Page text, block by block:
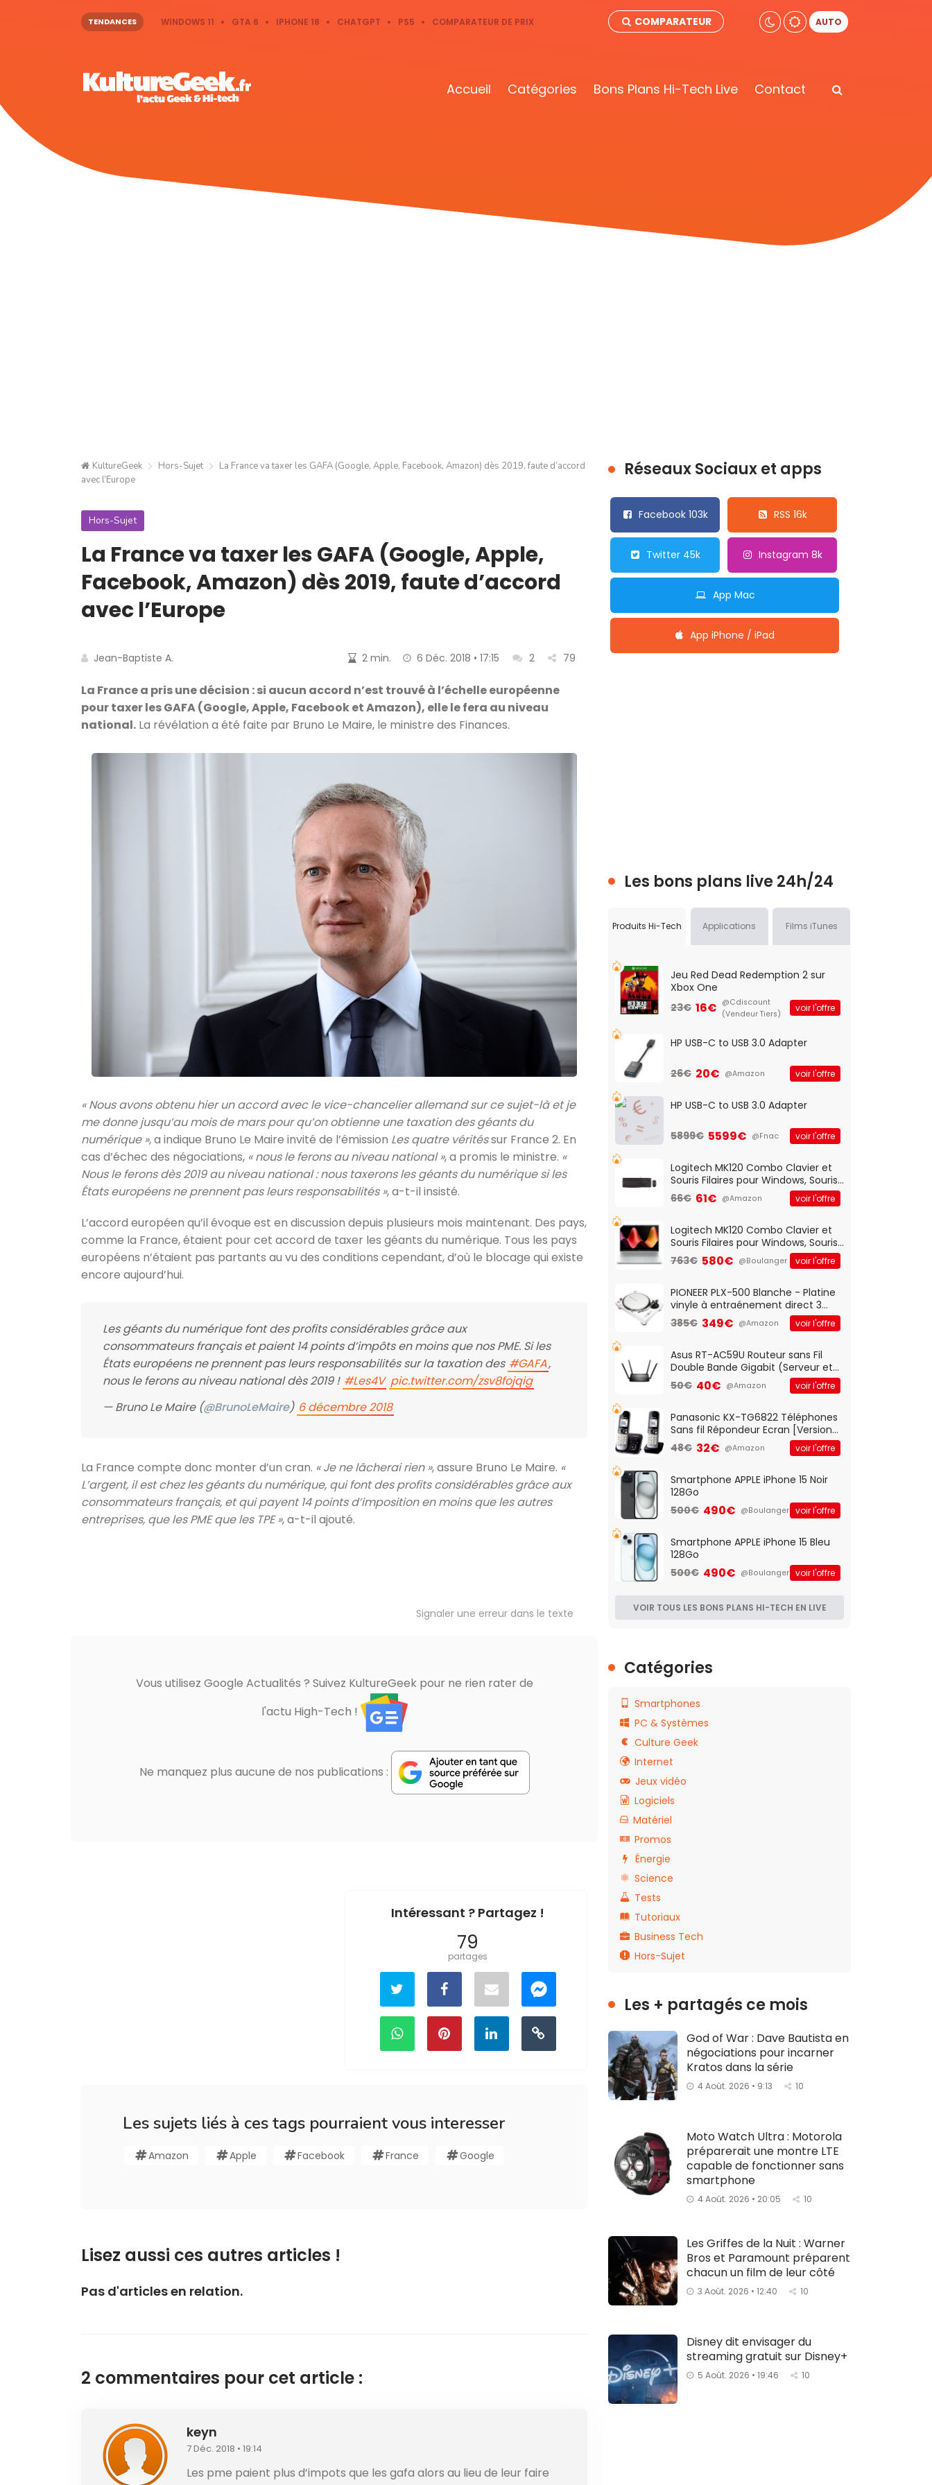
TENDANCES WINDOWS 11 GTA 6 IPHONE 18 CHATGPT PS5 COMPARATEUR DE PRIX COMPARATEUR AUTO
Accueil Catégories Bons Plans Hi-Tech Live Contact
KultureGeek Hors-Sujet
La France va taxer les GAFA (Google, Apple, Facebook, Amazon) dès 2019, faute d’accord
avec l’Europe
Hors-Sujet
La France va taxer les GAFA (Google, Apple,
Facebook, Amazon) dès 2019, faute d’accord
avec l’Europe
Jean-Baptiste A. 2 min. 6 Déc. 2018 • 17:15 2 79
La France a pris une décision : si aucun accord n’est trouvé à l’échelle européenne
pour taxer les GAFA (Google, Apple, Facebook et Amazon), elle le fera au niveau
national. La révélation a été faite par Bruno Le Maire, le ministre des Finances.
« Nous avons obtenu hier un accord avec le vice-chancelier allemand sur ce sujet-là et je
me donne jusqu’au mois de mars pour qu’on obtienne une taxation des géants du
numérique », a indique Bruno Le Maire invité de l’émission Les quatre véritéssur France 2. En
cas d’échec des négociations, « nous le ferons au niveau national », a promis le ministre. «
Nous le ferons dès 2019 au niveau national : nous taxerons les géants du numérique si les
États européens ne prennent pas leurs responsabilités », a-t-il insisté.
L’accord européen qu’il évoque est en discussion depuis plusieurs mois maintenant. Des pays,
comme la France, étaient pour cet accord de taxer les géants du numérique. Tous les pays
européens n’étaient pas partants au vu des conditions cependant, d’où le blocage qui existe
encore aujourd’hui.
Les géants du numérique font des profits considérables grâce aux
consommateurs français et paient 14 points d’impôts en moins que nos PME. Si les
États européens ne prennent pas leurs responsabilités sur la taxation des #GAFA,
nous le ferons au niveau national dès 2019 ! #Les4V pic.twitter.com/zsv8fojqig
— Bruno Le Maire (@BrunoLeMaire) 6 décembre 2018
La France compte donc monter d’un cran. « Je ne lâcherai rien », assure Bruno Le Maire. «
L’argent, il est chez les géants du numérique, qui font des profits considérables grâce aux
consommateurs français, et qui payent 14 points d’imposition en moins que les autres
entreprises, que les PME que les TPE », a-t-il ajouté.
Signaler une erreur dans le texte
Vous utilisez Google Actualités ? Suivez KultureGeek pour ne rien rater de
l'actu High-Tech !
Ne manquez plus aucune de nos publications :
Intéressant ? Partagez !
79
partages
Les sujets liés à ces tags pourraient vous interesser
Amazon Apple Facebook France Google
Lisez aussi ces autres articles !
Pas d'articles en relation.
2 commentaires pour cet article :
keyn
7 Déc. 2018 • 19:14
Les pme paient plus d’impots que les gafa alors au lieu de leur faire
Réseaux Sociaux et apps
Facebook 103k RSS 16k
Twitter 45k Instagram 8k
App Mac
App iPhone / iPad
Les bons plans live 24h/24
Produits Hi-Tech Applications Films iTunes
Jeu Red Dead Redemption 2 sur
Xbox One
23€ 16€ @Cdiscount
(Vendeur Tiers)
voir l'offre
HP USB-C to USB 3.0 Adapter
26€ 20€ @Amazon voir l'offre
HP USB-C to USB 3.0 Adapter
5899€ 5599€ @Fnac voir l'offre
Logitech MK120 Combo Clavier et
Souris Filaires pour Windows, Souris
Optique Filaire, Connexion USB Plug
And Play, Confortable, Taille
QWERTY UK - Noir
66€ 61€ @Amazon voir l'offre
Logitech MK120 Combo Clavier et
Souris Filaires pour Windows, Souris
Optique Filaire, Connexion USB Plug
And Play, Confortable, Taille
QWERTY UK - Noir
763€ 580€ @Boulanger voir l'offre
PIONEER PLX-500 Blanche - Platine
vinyle à entraénement direct 3
vitesses (33-45-78 trs/min) avec
pre-ampli intégré et port USB
385€ 349€ @Amazon voir l'offre
Asus RT-AC59U Routeur sans Fil
Double Bande Gigabit (Serveur et
Client VPN, Triple Vlan, Mode Point
d'accès et Bridge, contrôle
50€ 40€ @Amazon voir l'offre
Panasonic KX-TG6822 Téléphones
Sans fil Répondeur Ecran [Version
Française]
48€ 32€ @Amazon voir l'offre
Smartphone APPLE iPhone 15 Noir
128Go
500€ 490€ @Boulanger voir l'offre
Smartphone APPLE iPhone 15 Bleu
128Go
500€ 490€ @Boulanger voir l'offre
VOIR TOUS LES BONS PLANS HI-TECH EN LIVE
Catégories
Smartphones
PC & Systèmes
Culture Geek
Internet
Jeux vidéo
Logiciels
Matériel
Promos
Énergie
Science
Tests
Tutoriaux
Business Tech
Hors-Sujet
Les + partagés ce mois
God of War : Dave Bautista en
négociations pour incarner
Kratos dans la série
4 Août. 2026 • 9:13 10
Moto Watch Ultra : Motorola
préparerait une montre LTE
capable de fonctionner sans
smartphone
4 Août. 2026 • 20:05 10
Les Griffes de la Nuit : Warner
Bros et Paramount préparent
chacun un film de leur côté
3 Août. 2026 • 12:40 10
Disney dit envisager du
streaming gratuit sur Disney+
5 Août. 2026 • 19:46 10